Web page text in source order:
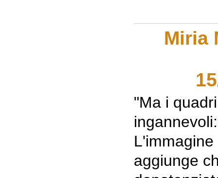
Miria
"Ma i
aggiunge